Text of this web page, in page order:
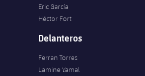
Eric García
Héctor Fort
Delanteros
Ferran Torres
Lamine Yamal